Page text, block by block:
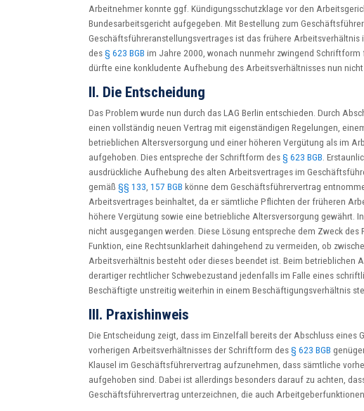
Arbeitnehmer konnte ggf. Kündigungsschutzklage vor den
Bundesarbeitsgericht aufgegeben. Mit Bestellung zum
Geschäftsführeranstellungsvertrages ist das frühere
des§ 623 BGB im Jahre 2000, wonach nunmehr zwingend
dürfte eine konkludente Aufhebung des Arbeitsverhältnisses nun nicht
II. Die Entscheidung
Das Problem wurde nun durch das LAG Berlin entschieden. Durch
einen vollständig neuen Vertrag mit eigenständigen Regelungen,
betrieblichen Altersversorgung und einer höheren Vergütung als im
aufgehoben. Dies entspreche der Schriftform des§ 623 BGB .
ausdrückliche Aufhebung des alten Arbeitsvertrages im
gemäß §§ 133 157 BGB könne dem Geschäftsführervertrag
Arbeitsvertrages beinhaltet, da er sämtliche Pflichten der früheren
höhere Vergütung sowie eine betriebliche Altersversorgung gewährt.
nicht ausgegangen werden. Diese Lösung entspreche dem Zweck des
Funktion, eine Rechtsunklarheit dahingehend zu vermeiden, ob
Arbeitsverhältnis besteht oder dieses beendet ist. Beim betrieblichen
derartiger rechtlicher Schwebezustand jedenfalls im Falle eines
Beschäftigte unstreitig weiterhin in einem Beschäftigungsverhältnis
III. Praxishinweis
Die Entscheidung zeigt, dass im Einzelfall bereits der Abschluss
vorherigen Arbeitsverhältnisses der Schriftform des§ 623 BGB
Klausel im Geschäftsführervertrag aufzunehmen, dass sämtliche
aufgehoben sind. Dabei ist allerdings besonders darauf zu achten,
Geschäftsführervertrag unterzeichnen, die auch